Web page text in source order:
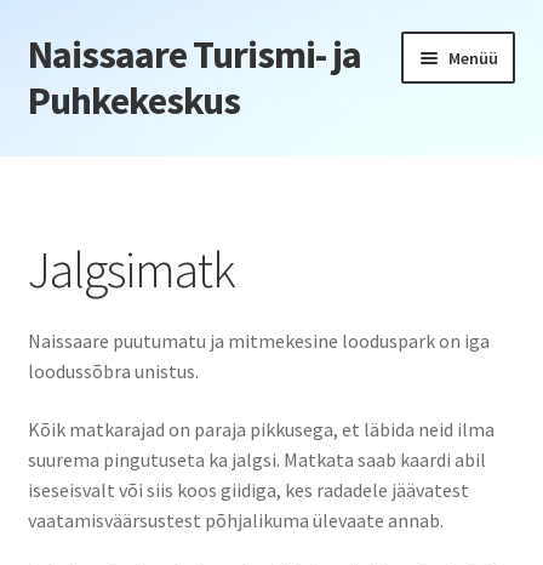
Liigu
navigeerimisele
Liigu
sisu
juurde
Naissaare Turismi- ja
Puhkekeskus
Menüü
Esileht
Jõulupeod
Kliendiüritus
Õppepäevad
Jalgsimatk
Naissaare puutumatu ja mitmekesine looduspark on iga
loodussõbra unistus.
Kõik matkarajad on paraja pikkusega, et läbida neid ilma
suurema pingutuseta ka jalgsi. Matkata saab kaardi abil
iseseisvalt või siis koos giidiga, kes radadele jäävatest
vaatamisväärsustest põhjalikuma ülevaate annab.